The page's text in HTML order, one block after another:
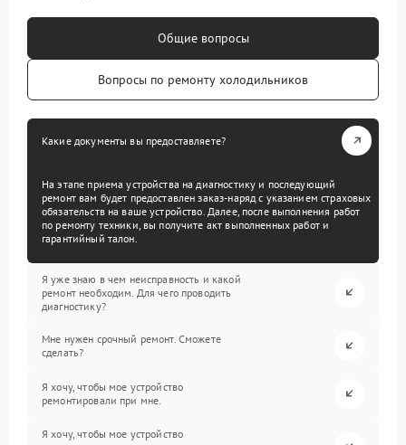
Общие вопросы
Вопросы по ремонту холодильников
Какие документы вы предоставляете?
На этапе приема устройства на диагностику и последующий
ремонт вам будет предоставлен заказ-наряд с указанием страховых
обязательств на ваше устройство. Далее, после выполнения работ
по ремонту техники, вы получите акт выполненных работ и
гарантийный талон.
Я уже знаю в чем неисправность и какой
ремонт необходим. Для чего проводить
диагностику?
Мне нужен срочный ремонт. Сможете
сделать?
Я хочу, чтобы мое устройство
ремонтировали при мне.
Я хочу, чтобы мое устройство